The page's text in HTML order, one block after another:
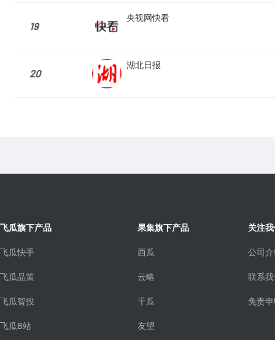
19
央视网快看
20
湖北日报
飞瓜旗下产品
飞瓜快手
飞瓜品策
飞瓜智投
飞瓜B站
果集旗下产品
西瓜
云略
千瓜
友望
关注
公司
联系
免责